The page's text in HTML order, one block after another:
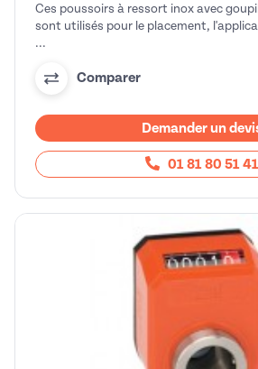
Ces poussoirs à ressort inox avec
sont utilisés pour le placement,
...
Comparer
Demander un
01 81 80 51 41